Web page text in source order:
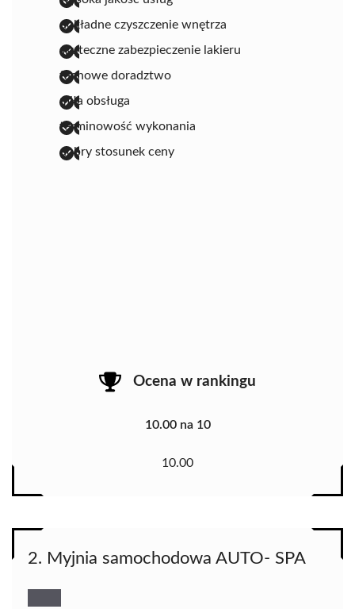
dokładne czyszczenie wnętrza
skuteczne zabezpieczenie lakieru
fachowe doradztwo
miła obsługa
terminowość wykonania
dobry stosunek ceny
Ocena w rankingu
10.00 na 10
10.00
2. Myjnia samochodowa AUTO- SPA